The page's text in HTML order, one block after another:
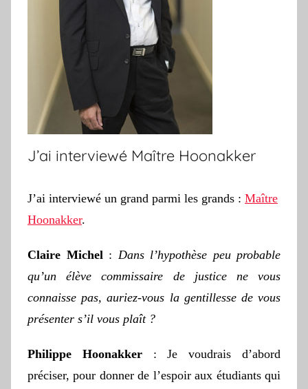
J’ai interviewé Maître Hoonakker
J’ai interviewé un grand parmi les grands : Maître
Hoonakker.
Claire Michel: Dans l’hypothèse peu probable
qu’un élève commissaire de justice ne vous
connaisse pas, auriez-vous la gentillesse de vous
présenter s’il vous plaît ?
Philippe Hoonakker: Je voudrais d’abord
préciser, pour donner de l’espoir aux étudiants qui